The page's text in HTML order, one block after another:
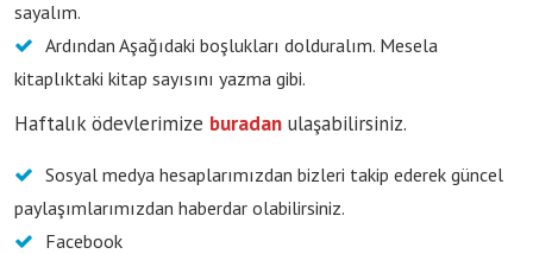
sayalım.
Ardından Aşağıdaki boşlukları dolduralım. Mesela
kitaplıktaki kitap sayısını yazma gibi.
Haftalık ödevlerimize buradan ulaşabilirsiniz.
Sosyal medya hesaplarımızdan bizleri takip ederek güncel
paylaşımlarımızdan haberdar olabilirsiniz.
Facebook